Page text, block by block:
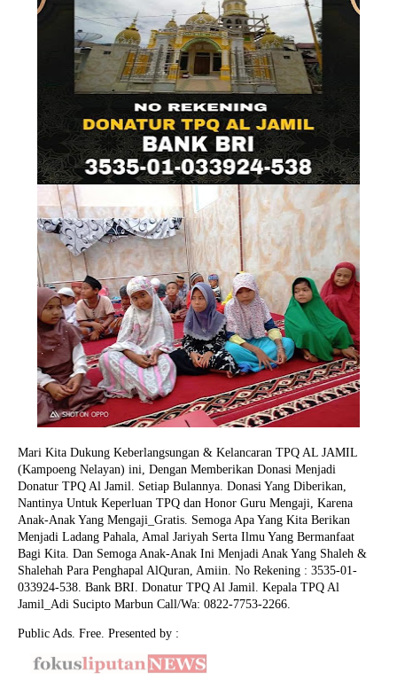
Mari Kita Dukung Keberlangsungan & Kelancaran TPQ AL JAMIL
(Kampoeng Nelayan) ini, Dengan Memberikan Donasi Menjadi
Donatur TPQ Al Jamil. Setiap Bulannya. Donasi Yang Diberikan,
Nantinya Untuk Keperluan TPQ dan Honor Guru Mengaji, Karena
Anak-Anak Yang Mengaji_Gratis. Semoga Apa Yang Kita Berikan
Menjadi Ladang Pahala, Amal Jariyah Serta Ilmu Yang Bermanfaat
Bagi Kita. Dan Semoga Anak-Anak Ini Menjadi Anak Yang Shaleh &
Shalehah Para Penghapal AlQuran, Amiin. No Rekening : 3535-01-
033924-538. Bank BRI. Donatur TPQ Al Jamil. Kepala TPQ Al
Jamil_Adi Sucipto Marbun Call/Wa: 0822-7753-2266.
Public Ads. Free. Presented by :